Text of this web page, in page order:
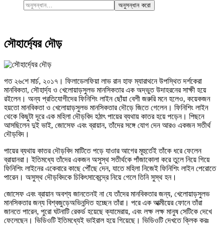
অনুসন্ধান করো
সৌহার্দ্যের দৌড়
গত ২৬শে মার্চ, ২০১৭। ফিলাডেলফিয়া লাভ রান হাফ ম্যারাথনে উপস্থিত দর্শকেরা
মানবিকতা, সৌহার্দ্য ও খেলোয়াড়সুলভ মানসিকতার এক অদ্ভুত উদাহরনের সাক্ষী হয়ে
রইলেন। অন্য প্রতিযোগীদের ফিনিশিং লাইন ছোঁয়া বেশী জরুরি মনে হলেও, কয়েকজন
হয়তো মানবিকতা ও খেলোয়াড়সুলভ মানসিকতার দৌড়ে জিতে গেলেন। ফিনিশিং লাইন
থেকে কিছুটা দূরে এক মহিলা দৌড়বিদ হঠাৎ পায়ের ব্যথায় কাতর হয়ে পড়েন। পিছনে
আসছিলেন দুই ভাই, জোসেফ এবং ব্রায়ান, তাঁদের সঙ্গে যোগ দেন আরও একজন সতীর্থ
দৌড়বিদ।
পায়ের ব্যথায় কাতর দৌড়বিদ মাটিতে পড়ে যাওার আগের মূহুর্তেই তাঁকে ধরে ফেলেন
ব্রায়ানরা। ইতিমধ্যে তাঁদের একজন অসুস্থ সতীর্থকে পাঁজাকোলা করে তুলে নিয়ে গিয়ে
ফিনিশিং লাইনের একেবারে কাছে পৌঁছে দেন, যাতে মহিলা নিজেই ফিনিশিং লাইন পেরোতে
পারেন। অসুস্থ দৌড়বিদকে চিকিৎসাকেন্দ্রে নিয়ে গেলে তিনি সুস্থ হন।
জোসেফ এবং ব্রায়ান অবশ্য জানতেনই না যে তাঁদের মানবিকতার জন্য, খেলোয়াড়সুলভ
মানসিকতার জন্য বিশ্বজুড়েঅভিনন্দিত হচ্ছেন তাঁরা। পরে এক আত্মীয়ের ফোনে তাঁরা
জানতে পারেন, পুরো ঘটনাটি রেকর্ড হয়েছে ক্যামেরায়, এবং লক্ষ লক্ষ মানুষ সেটিকে দেখে
ফেলেছেন। ভিডিওটি ইতিমধ্যেই ভাইরাল হয়ে গিয়েছে। ভিডিওটি দেখতে ক্লিক করঃ